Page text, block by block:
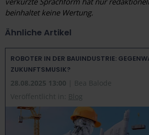
beinhaltet keine Wertung.
Ähnliche Artikel
ROBOTER IN DER BAUINDUSTRIE:
ZUKUNFTSMUSIK?
28.08.2025 13:00
| Bea Balode
Veröffentlicht in:
Blog